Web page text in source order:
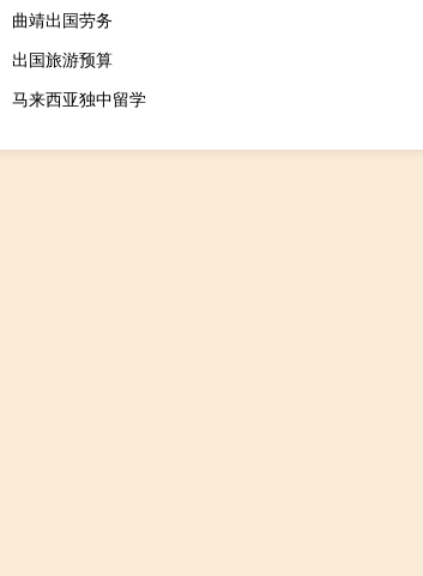
曲靖出国劳务
出国旅游预算
马来西亚独中留学